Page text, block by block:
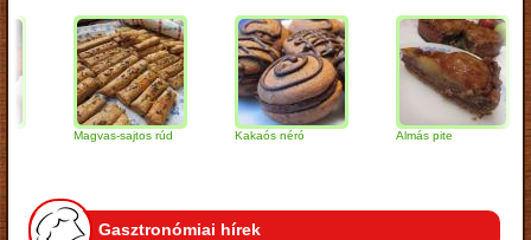
Magvas-sajtos rúd Kakaós néró Almás pite
Gasztronómiai hírek